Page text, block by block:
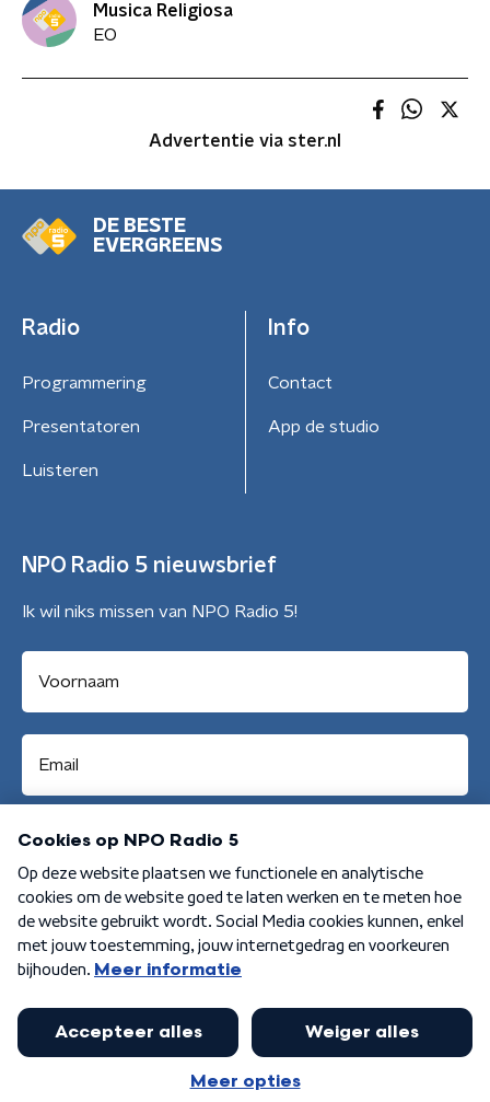
Musica Religiosa
EO
Advertentie via ster.nl
DE BESTE
EVERGREENS
Radio
Programmering
Presentatoren
Luisteren
Info
Contact
App de studio
NPO Radio 5 nieuwsbrief
Ik wil niks missen van NPO Radio 5!
Aanmelden
Algemene voorwaarden Privacybeleid